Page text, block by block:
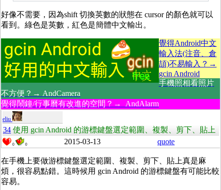
好像不需要，因為shift 切換英數的狀態在 cursor 的顏色就可以
看到。綠色是英數，紅色是簡體中文輸出。
覺得Android中文
輸入法(注音、倉
頡)不易輸入？→
gcin Android
手機照相看照片
不方便？→ AndCamera
覺得鬧鐘/行事曆有改進的空間？→ AndAlarm
eliu
34 使用 gcin Android 的游標鍵盤選定範圍、複製、剪下、貼上
0 0 2015-03-13 quote
在手機上要做游標鍵盤選定範圍、複製、剪下、貼上真是麻
煩，很容易點錯。這時候用 gcin Android 的游標鍵盤有可能比較
容易。